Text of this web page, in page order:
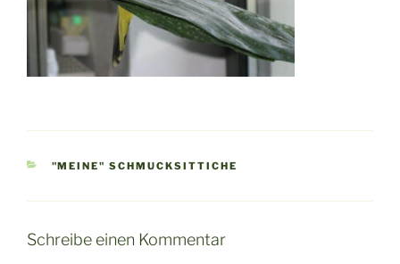
KATEGORIEN
"MEINE" SCHMUCKSITTICHE
Schreibe einen Kommentar